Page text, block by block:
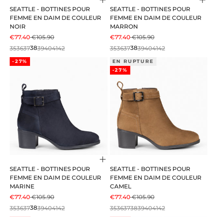
SEATTLE - BOTTINES POUR
FEMME EN DAIM DE COULEUR
NOIR
PRIX DE VENTE
€77.40PRIX NORMAL
€105.90
3536373839404142
SEATTLE - BOTTINES POUR
FEMME EN DAIM DE COULEUR
MARRON
PRIX DE VENTE
€77.40PRIX NORMAL
€105.90
3536373839404142
-27%
Choisir les options
SEATTLE - BOTTINES POUR
FEMME EN DAIM DE COULEUR
MARINE
PRIX DE VENTE
€77.40PRIX NORMAL
€105.90
3536373839404142
EN RUPTURE
-27%
SEATTLE - BOTTINES POUR
FEMME EN DAIM DE COULEUR
CAMEL
PRIX DE VENTE
€77.40PRIX NORMAL
€105.90
3536373839404142